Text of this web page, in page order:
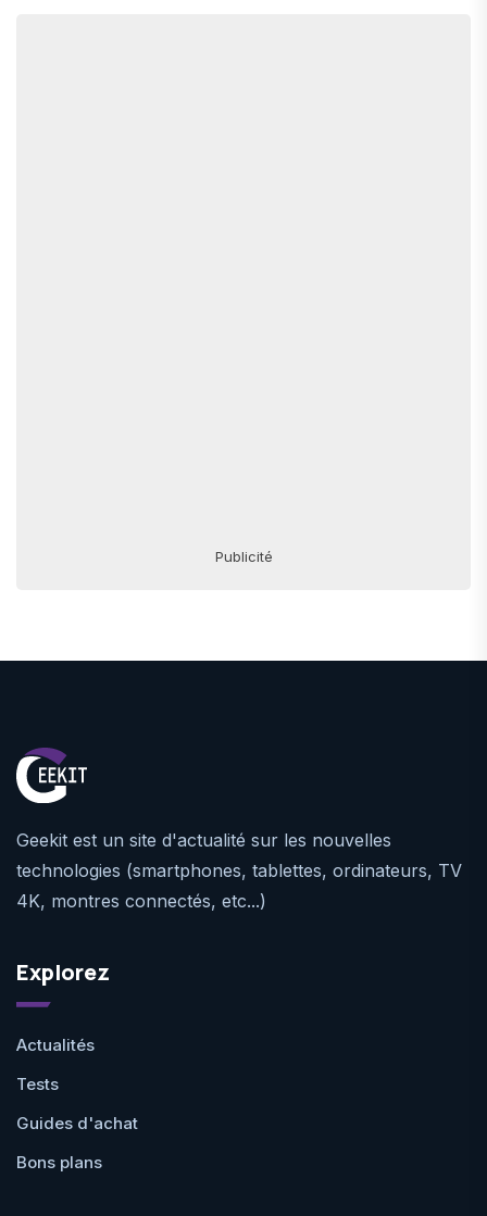
Publicité
Geekit est un site d'actualité sur les nouvelles
technologies (smartphones, tablettes, ordinateurs, TV
4K, montres connectés, etc...)
Explorez
Actualités
Tests
Guides d'achat
Bons plans